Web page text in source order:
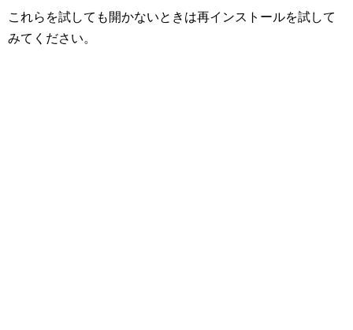
これらを試しても開かないときは再インストールを試して
みてください。